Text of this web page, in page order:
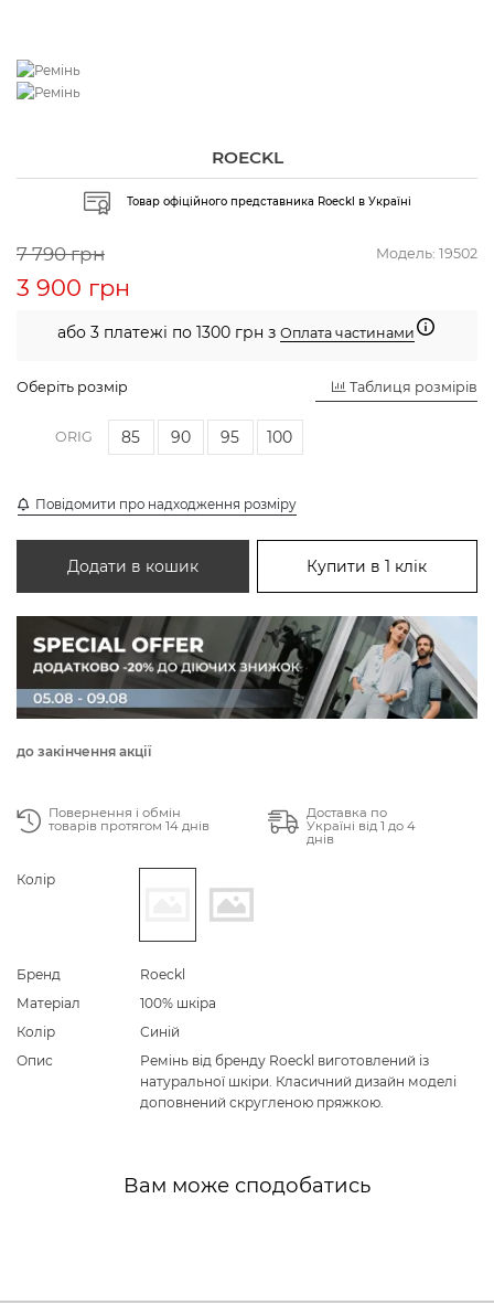
ROECKL
Товар офіційного представника Roeckl в Україні
Модель: 19502
7 790 грн
3 900 грн
або 3 платежі по 1300 грн з Оплата частинами
Оберіть розмір Таблиця розмірів
ORIG 85 90 95 100
Повідомити про надходження розміру
Додати в кошик Купити в 1 клік
до закінчення акції
Повернення і обмін
товарів протягом 14 днів
Доставка по
Україні від 1 до 4
днів
Колір
Бренд
Roeckl
Матеріал
100% шкіра
Колір
Синій
Опис
Ремінь від бренду Roeckl виготовлений із
натуральної шкіри. Класичний дизайн моделі
доповнений скругленою пряжкою.
Вам може сподобатись